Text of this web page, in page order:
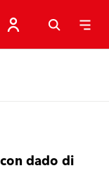
dado di